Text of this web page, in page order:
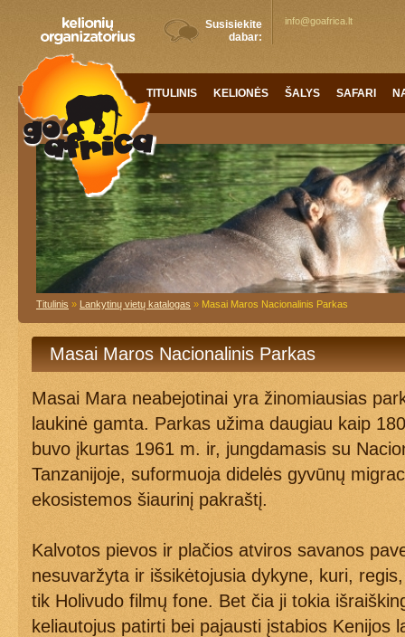
Susisiekite
dabar:
info@goafrica.lt
TITULINIS KELIONĖS ŠALYS SAFARI
Titulinis » Lankytinų vietų katalogas » Masai Maros Nacionalinis Parkas
Masai Maros Nacionalinis Parkas
Masai Mara neabejotinai yra žinomiausias
laukinė gamta. Parkas užima daugiau kaip
buvo įkurtas 1961 m. ir, jungdamasis su
Tanzanijoje, suformuoja didelės gyvūnų
ekosistemos šiaurinį pakraštį.
Kalvotos pievos ir plačios atviros savanos
nesuvaržyta ir išsikėtojusia dykyne, kuri,
tik Holivudo filmų fone. Bet čia ji tokia
keliautojus patirti bei pajausti įstabios Kenijos